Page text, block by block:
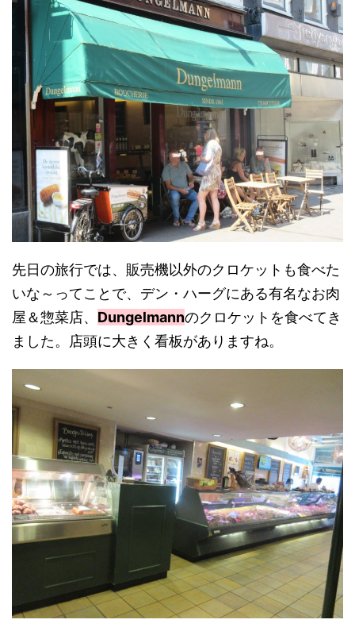
先日の旅行では、販売機以外のクロケットも食べた
いな～ってことで、デン・ハーグにある有名なお肉
屋＆惣菜店、 Dungelmannのクロケットを食べてき
ました。店頭に大きく看板がありますね。